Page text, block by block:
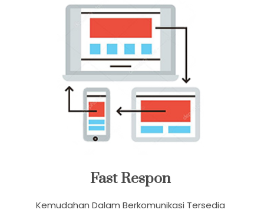
Fast Respon
Kemudahan Dalam Berkomunikasi Tersedia